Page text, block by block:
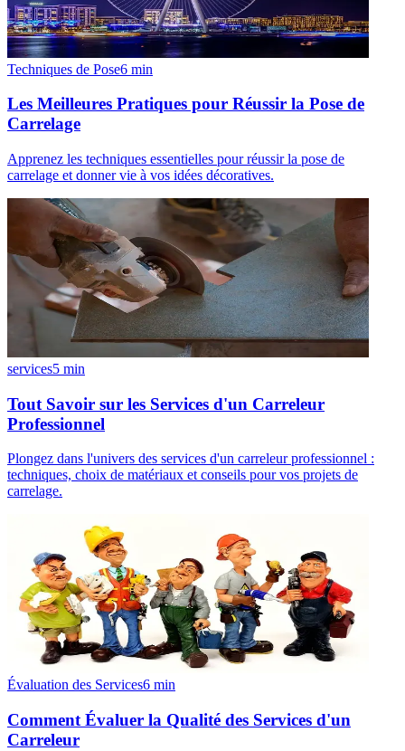
Techniques de Pose6 min
Les Meilleures Pratiques pour Réussir la Pose de
Carrelage
Apprenez les techniques essentielles pour réussir la pose de
carrelage et donner vie à vos idées décoratives.
services5 min
Tout Savoir sur les Services d'un Carreleur
Professionnel
Plongez dans l'univers des services d'un carreleur professionnel :
techniques, choix de matériaux et conseils pour vos projets de
carrelage.
Évaluation des Services6 min
Comment Évaluer la Qualité des Services d'un
Carreleur